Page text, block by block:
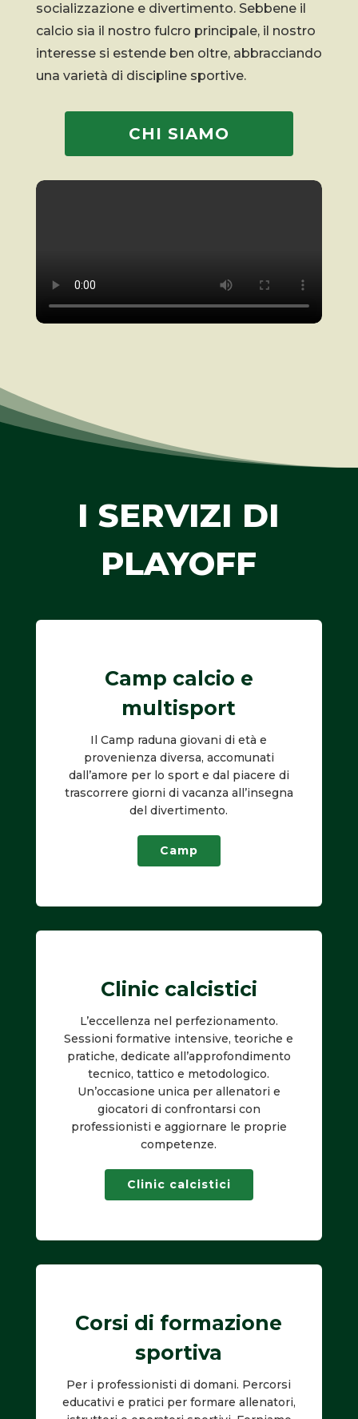
socializzazione e divertimento. Sebbene il
calcio sia il nostro fulcro principale, il nostro
interesse si estende ben oltre, abbracciando
una varietà di discipline sportive.
CHI SIAMO
I SERVIZI DI
PLAYOFF
Camp calcio e
multisport
Il Camp raduna giovani di età e
provenienza diversa, accomunati
dall’amore per lo sport e dal piacere di
trascorrere giorni di vacanza all’insegna
del divertimento.
Camp
Clinic calcistici
L’eccellenza nel perfezionamento.
Sessioni formative intensive, teoriche e
pratiche, dedicate all’approfondimento
tecnico, tattico e metodologico.
Un’occasione unica per allenatori e
giocatori di confrontarsi con
professionisti e aggiornare le proprie
competenze.
Clinic calcistici
Corsi di formazione
sportiva
Per i professionisti di domani. Percorsi
educativi e pratici per formare allenatori,